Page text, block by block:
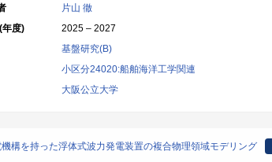
片山 徹
年度)
2025 – 2027
基盤研究(B)
小区分24020:船舶海洋工学関連
大阪公立大学
構を持った浮体式波力発電装置の複合物理領域モデリング